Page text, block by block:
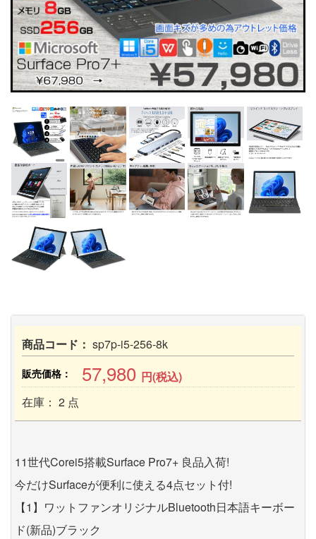
商品コード： sp7p-i5-256-8k
販売価格： 57,980 円(税込)
在庫： 2 点
11世代Corei5搭載Surface Pro7+ 良品入荷!
今だけSurfaceが便利に使える4点セット付!
【1】ワットファンオリジナルBluetooth日本語キーボー
ド(新品)ブラック